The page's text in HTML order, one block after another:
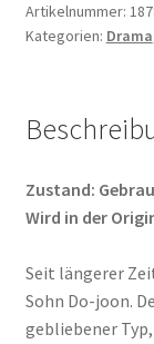
Artikelnummer:
Kategorien: Drama
Zustand:
Wird in der
Seit längerer
Sohn Do-joon.
gebliebener